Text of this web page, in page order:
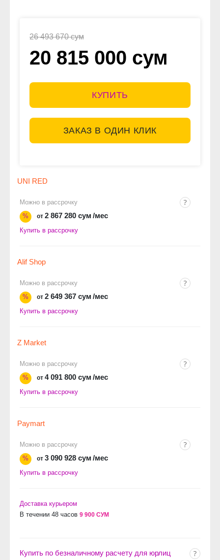
26 493 670 сум
20 815 000 сум
КУПИТЬ
ЗАКАЗ В ОДИН КЛИК
UNI RED
Можно в рассрочку
%
от 2 867 280 сум /мес
Купить в рассрочку
Alif Shop
Можно в рассрочку
%
от 2 649 367 сум /мес
Купить в рассрочку
Z Market
Можно в рассрочку
%
от 4 091 800 сум /мес
Купить в рассрочку
Paymart
Можно в рассрочку
%
от 3 090 928 сум /мес
Купить в рассрочку
Доставка курьером
В течении 48 часов 9 900 СУМ
Купить по безналичному расчету для юрлиц